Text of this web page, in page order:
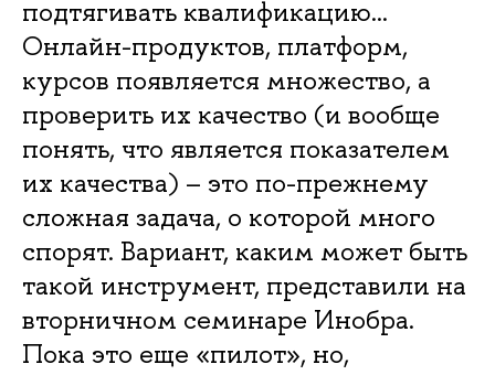
подтягивать квалификацию…
Онлайн-продуктов, платформ,
курсов появляется множество, а
проверить их качество (и вообще
понять, что является показателем
их качества) – это по-прежнему
сложная задача, о которой много
спорят. Вариант, каким может быть
такой инструмент, представили на
вторничном семинаре Инобра.
Пока это еще «пилот», но,